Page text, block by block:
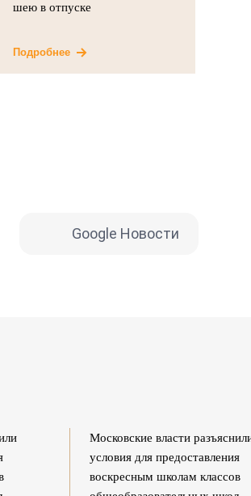
шею в отпуске
Подробнее
Google Новости
Московские власти
условия для предоставления
воскресным школам классов